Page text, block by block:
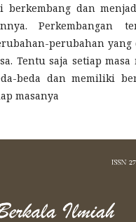
berkembang dan
Perkembangan
perubahan yang
Tentu saja setiap
beda dan memiliki
masanya